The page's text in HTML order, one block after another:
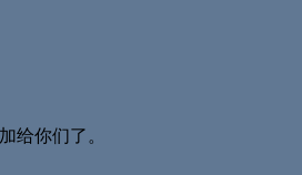
给你们了。